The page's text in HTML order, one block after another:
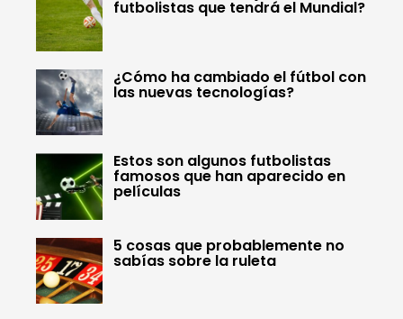
futbolistas que tendrá el Mundial?
¿Cómo ha cambiado el fútbol con
las nuevas tecnologías?
Estos son algunos futbolistas
famosos que han aparecido en
películas
5 cosas que probablemente no
sabías sobre la ruleta